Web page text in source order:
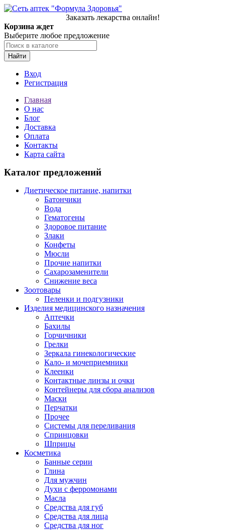
Заказать лекарства онлайн!
Корзина ждет
Выберите любое предложение
Найти
Вход
Регистрация
Главная
О нас
Блог
Доставка
Оплата
Контакты
Карта сайта
Каталог предложений
Диетическое питание, напитки
Батончики
Вода
Гематогены
Здоровое питание
Злаки
Конфеты
Мюсли
Прочие напитки
Сахарозаменители
Снижение веса
Зоотовары
Пеленки и подгузники
Изделия медицинского назначения
Аптечки
Бахилы
Горчичники
Грелки
Зеркала гинекологические
Кало- и мочеприемники
Клеенки
Контактные линзы и очки
Контейнеры для сбора анализов
Маски
Перчатки
Прочее
Системы для переливания
Спринцовки
Шприцы
Косметика
Банные серии
Глина
Для мужчин
Духи с ферромонами
Масла
Средства для губ
Средства для лица
Средства для ног